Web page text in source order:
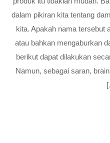
dalam pikiran kita tentang
kita. Apakah nama tersebut
atau bahkan mengaburkan
berikut dapat dilakukan
Namun, sebagai saran,